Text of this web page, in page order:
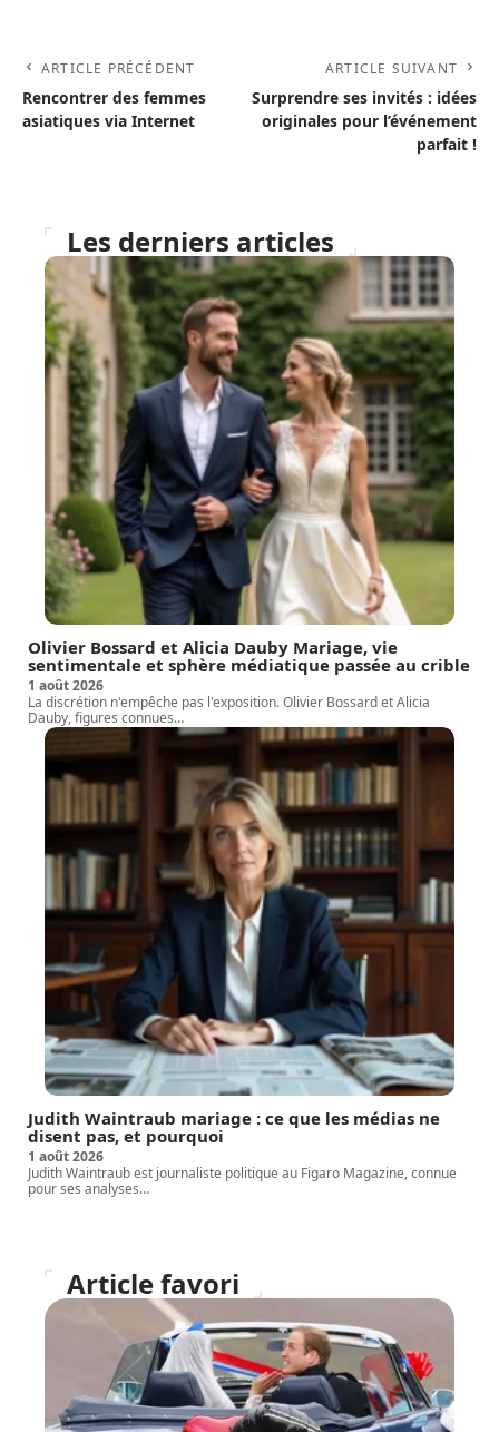
ARTICLE PRÉCÉDENT
Rencontrer des femmes
asiatiques via Internet
ARTICLE SUIVANT
Surprendre ses invités : idées
originales pour l’événement
parfait !
Les derniers articles
Olivier Bossard et Alicia Dauby Mariage, vie
sentimentale et sphère médiatique passée au crible
1 août 2026
La discrétion n'empêche pas l'exposition. Olivier Bossard et Alicia
Dauby, figures connues…
Judith Waintraub mariage : ce que les médias ne
disent pas, et pourquoi
1 août 2026
Judith Waintraub est journaliste politique au Figaro Magazine, connue
pour ses analyses…
Article favori